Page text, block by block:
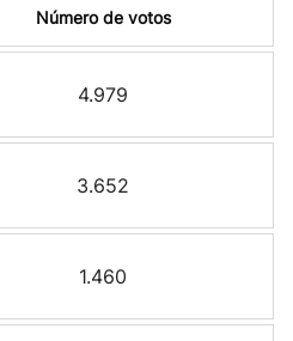
Número de votos
4.979
3.652
1.460